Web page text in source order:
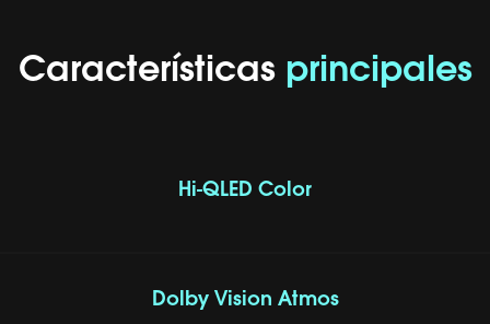
Características principales
Hi-QLED Color
Dolby Vision Atmos